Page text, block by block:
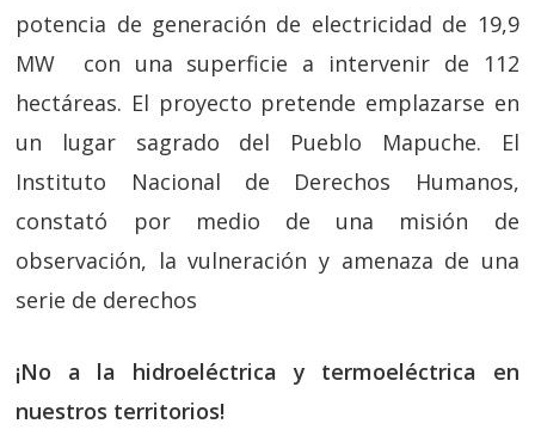
potencia de generación de electricidad de 19,9
MW con una superficie a intervenir de 112
hectáreas. El proyecto pretende emplazarse en
un lugar sagrado del Pueblo Mapuche. El
Instituto Nacional de Derechos Humanos,
constató por medio de una misión de
observación, la vulneración y amenaza de una
serie de derechos
¡No a la hidroeléctrica y termoeléctrica en
nuestros territorios!